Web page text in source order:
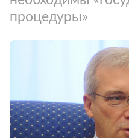
процедуры»